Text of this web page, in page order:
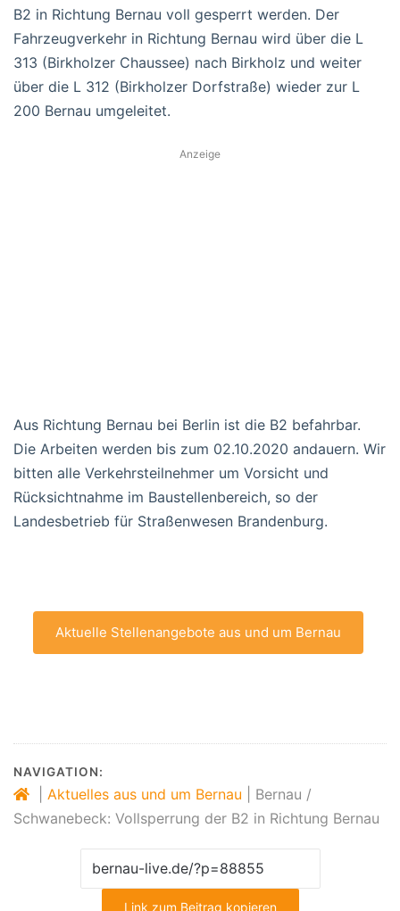
B2 in Richtung Bernau voll gesperrt werden. Der
Fahrzeugverkehr in Richtung Bernau wird über die L
313 (Birkholzer Chaussee) nach Birkholz und weiter
über die L 312 (Birkholzer Dorfstraße) wieder zur L
200 Bernau umgeleitet.
Anzeige
Aus Richtung Bernau bei Berlin ist die B2 befahrbar.
Die Arbeiten werden bis zum 02.10.2020 andauern. Wir
bitten alle Verkehrsteilnehmer um Vorsicht und
Rücksichtnahme im Baustellenbereich, so der
Landesbetrieb für Straßenwesen Brandenburg.
Aktuelle Stellenangebote aus und um Bernau
NAVIGATION:
Aktuelles aus und um Bernau
Bernau /
Schwanebeck: Vollsperrung der B2 in Richtung Bernau
Link zum Beitrag kopieren